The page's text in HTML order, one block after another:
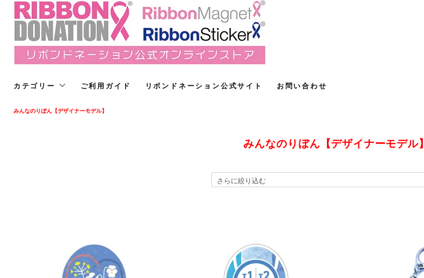
カテゴリー ご利用ガイド リボンドネーション公式サイト お問い合わせ
みんなのりぼん【デザイナーモデル】
みんなのりぼん【デザイナーモデル】